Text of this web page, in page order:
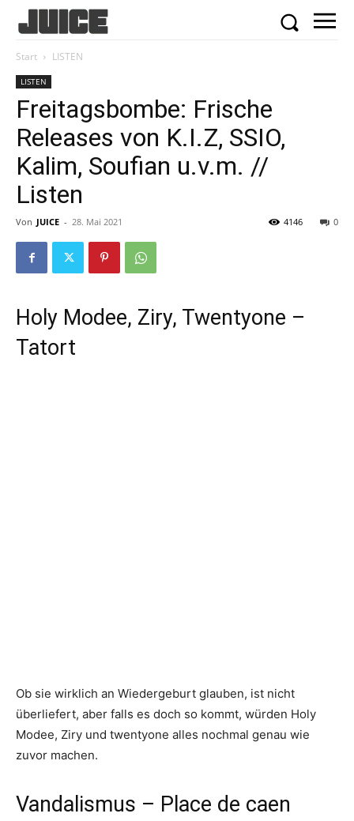
Start LISTEN
LISTEN
Freitagsbombe: Frische
Releases von K.I.Z, SSIO,
Kalim, Soufian u.v.m. //
Listen
Von JUICE - 28. Mai 2021 0
4146
Holy Modee, Ziry, Twentyone –
Tatort
Ob sie wirklich an Wiedergeburt glauben, ist nicht
überliefert, aber falls es doch so kommt, würden Holy
Modee, Ziry und twentyone alles nochmal genau wie
zuvor machen.
Vandalismus – Place de caen